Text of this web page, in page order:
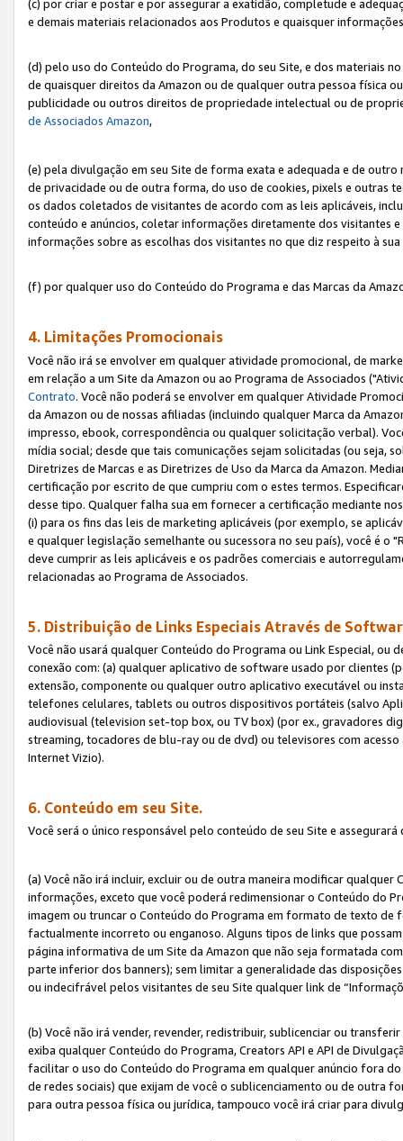
(c) por criar e postar e por assegurar a exatidão, completude e
e demais materiais relacionados aos Produtos e quaisquer
(d) pelo uso do Conteúdo do Programa, do seu Site, e dos materiais
de quaisquer direitos da Amazon ou de qualquer outra pessoa física
publicidade ou outros direitos de propriedade intelectual ou de
de Associados Amazon,
(e) pela divulgação em seu Site de forma exata e adequada e de
de privacidade ou de outra forma, do uso de cookies, pixels e outras
os dados coletados de visitantes de acordo com as leis aplicáveis,
conteúdo e anúncios, coletar informações diretamente dos visitantes
informações sobre as escolhas dos visitantes no que diz respeito à
(f) por qualquer uso do Conteúdo do Programa e das Marcas da
4. Limitações Promocionais
Você não irá se envolver em qualquer atividade promocional, de
em relação a um Site da Amazon ou ao Programa de Associados
Contrato. Você não poderá se envolver em qualquer Atividade
da Amazon ou de nossas afiliadas (incluindo qualquer Marca da
impresso, ebook, correspondência ou qualquer solicitação verbal).
mídia social; desde que tais comunicações sejam solicitadas (ou seja,
Diretrizes de Marcas e as Diretrizes de Uso da Marca da Amazon.
certificação por escrito de que cumpriu com o estes termos.
desse tipo. Qualquer falha sua em fornecer a certificação mediante
(i) para os fins das leis de marketing aplicáveis (por exemplo, se
e qualquer legislação semelhante ou sucessora no seu país), você é o
deve cumprir as leis aplicáveis e os padrões comerciais e
relacionadas ao Programa de Associados.
5. Distribuição de Links Especiais Através de
Você não usará qualquer Conteúdo do Programa ou Link Especial,
conexão com: (a) qualquer aplicativo de software usado por clientes
extensão, componente ou qualquer outro aplicativo executável ou
telefones celulares, tablets ou outros dispositivos portáteis (salvo
audiovisual (television set-top box, ou TV box) (por ex., gravadores
streaming, tocadores de blu-ray ou de dvd) ou televisores com
Internet Vizio).
6. Conteúdo em seu Site.
Você será o único responsável pelo conteúdo de seu Site e assegurará
(a) Você não irá incluir, excluir ou de outra maneira modificar
informações, exceto que você poderá redimensionar o Conteúdo do
imagem ou truncar o Conteúdo do Programa em formato de texto
factualmente incorreto ou enganoso. Alguns tipos de links que
página informativa de um Site da Amazon que não seja formatada
parte inferior dos banners); sem limitar a generalidade das
ou indecifrável pelos visitantes de seu Site qualquer link de
(b) Você não irá vender, revender, redistribuir, sublicenciar ou
exiba qualquer Conteúdo do Programa, Creators API e API de
facilitar o uso do Conteúdo do Programa em qualquer anúncio fora
de redes sociais) que exijam de você o sublicenciamento ou de outra
para outra pessoa física ou jurídica, tampouco você irá criar para